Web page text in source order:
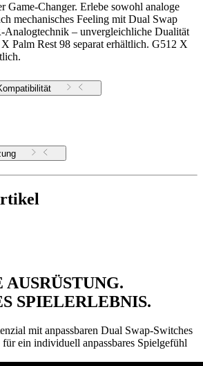
Game-Changer. Erlebe sowohl analoge
mechanisches Feeling mit Dual Swap
– unvergleichliche Dualität
Palm Rest 98 separat erhältlich. G512 X
SPIELERLEBNIS.
mit anpassbaren Dual Swap-Switches
ein individuell anpassbares Spielgefühl